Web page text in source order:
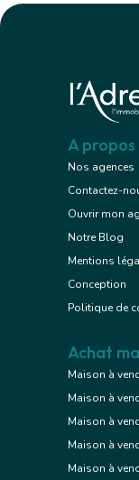
A propos
Nos agences
Contactez-
Ouvrir mon
Notre Blog
Mentions
Conception
Politique de
Achat
Maison à
Maison à
Maison à
Maison à
Maison à